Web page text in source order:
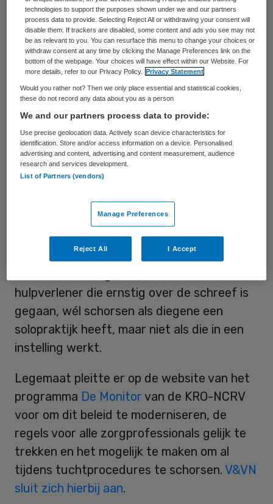
tuchtklacht loopt, moet gedurende de
tuchtprocedure geschorst kunnen worden.
Dat vindt de vereniging van
verpleegkundigen en verzorgenden V&VN.
Zo zou voorkomen kunnen worden dat meer
patiënten schade ondervinden.
Hoogleraar gezondheidsrecht Johan
Legemaate zwengelde onlangs de discussie
aan over de mogelijkheid om tot schorsing
over te gaan. Hij wees daarbij op het
verschil tussen een beroepsbeoefenaar in
dienst van een instelling die over de schreef
gaat en een zelfstandig werkende
beroepsbeoefenaar. De Inspectie voor de
hulpverlener die ernstig over de schreef is
gegaan, wél schorsen als diegene een
solopraktijk heeft, maar niet als die in een
instelling werkt.
Legemaat pleitte er op de website van het
programma De Monitor van de KRO-NCRV
voor om dit beleid te moderniseren, de
regels voor alle zorgprofessionals gelijk te
trekken en het mogelijk te maken om al
tijdens tuchtprocedures te schorsen. V&VN
sluit zich hierbij aan.
technologies to support the purposes shown under we and our partners
process data to provide. Selecting Reject All or withdrawing your consent will
disable them. If trackers are disabled, some content and ads you see may not
be as relevant to you. You can resurface this menu to change your choices or
withdraw consent at any time by clicking the Manage Preferences link on the
bottom of the webpage. Your choices will have effect within our Website. For
more details, refer to our Privacy Policy.
Privacy Statement
Would you rather not? Then we only place essential and statistical cookies,
these do not record any data about you as a person
We and our partners process data to provide:
Use precise geolocation data. Actively scan device characteristics for
identification. Store and/or access information on a device. Personalised
advertising and content, advertising and content measurement, audience
research and services development.
List of Partners (vendors)
Manage Preferences
Reject All I Accept